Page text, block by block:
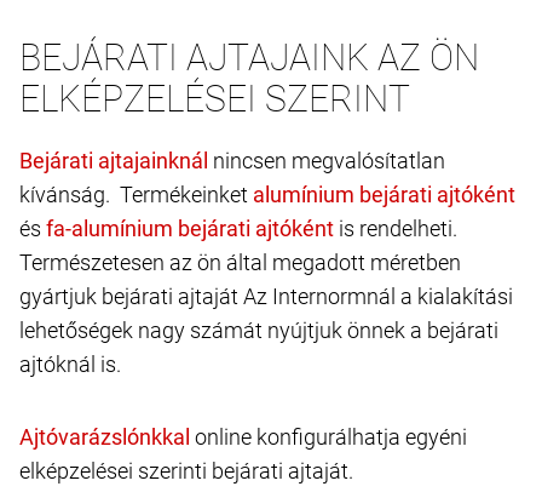
BEJÁRATI AJTAJAINK AZ ÖN
ELKÉPZELÉSEI SZERINT
nincsen megvalósítatlan
kívánság. Termékeinket
és
is rendelheti.
Természetesen az ön által megadott méretben
gyártjuk bejárati ajtaját Az Internormnál a kialakítási
lehetőségek nagy számát nyújtjuk önnek a bejárati
ajtóknál is.
online konfigurálhatja egyéni
elképzelései szerinti bejárati ajtaját.